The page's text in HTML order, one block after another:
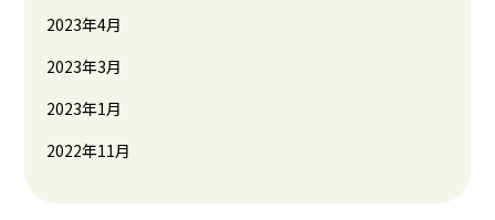
2023年4月
2023年3月
2023年1月
2022年11月